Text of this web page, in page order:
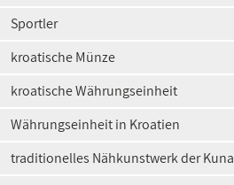
Sportler
kroatische Münze
kroatische Währungseinheit
Währungseinheit in Kroatien
traditionelles Nähkunstwerk der Kuna